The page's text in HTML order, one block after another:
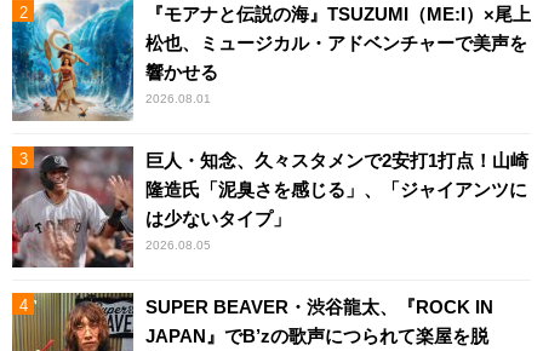
『モアナと伝説の海』TSUZUMI（ME:I）×尾上
松也、ミュージカル・アドベンチャーで美声を
響かせる
2026.08.01
巨人・知念、久々スタメンで2安打1打点！山崎
隆造氏「泥臭さを感じる」、「ジャイアンツに
は少ないタイプ」
2026.08.05
SUPER BEAVER・渋谷龍太、『ROCK IN
JAPAN』でB’zの歌声につられて楽屋を脱